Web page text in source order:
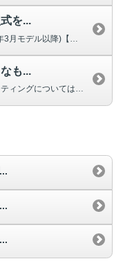
を...
・eKワゴン、eKスペース、eKクロス(2019年3月モデル以降)【電池型...
も...
三菱自動車でご用意している純正ボディコーティングについては、こちらをご覧く...